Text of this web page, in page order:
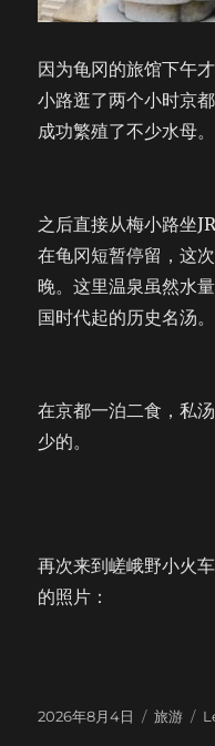
因为龟冈的旅馆下午
小路逛了两个小时京
成功繁殖了不少水母。
之后直接从梅小路坐
在龟冈短暂停留，这
晚。这里温泉虽然水
国时代起的历史名汤。
在京都一泊二食，私
少的。
再次来到嵯峨野小火
的照片：
Posted
2026年8月4日 旅游